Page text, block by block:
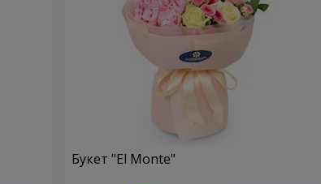
Букет "El Monte"